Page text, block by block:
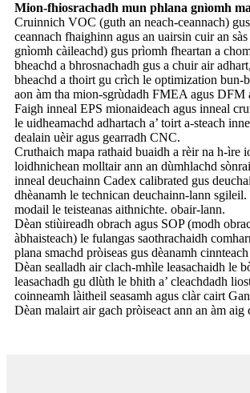
Mion-fhiosrachadh mun phlana gnìomh
Cruinnich VOC (guth an neach-ceannach)
ceannach fhaighinn agus an uairsin cuir an
gnìomh càileachd) gus prìomh fheartan a
bheachd a bhrosnachadh gus a chuir air
bheachd a thoirt gu crìch le optimization bun-
aon àm tha mion-sgrùdadh FMEA agus DFM
Faigh inneal EPS mionaideach agus inneal
le uidheamachd adhartach a’ toirt a-steach
dealain uèir agus gearradh CNC.
Cruthaich mapa rathaid buaidh a rèir na h-ìre
loidhnichean molltair ann an dùmhlachd
inneal deuchainn Cadex calibrated gus
dhèanamh le technican deuchainn-lann
modail le teisteanas aithnichte. obair-lann.
Dèan stiùireadh obrach agus SOP (modh
àbhaisteach) le fulangas saothrachaidh
plana smachd pròiseas gus dèanamh
Dèan sealladh air clach-mhìle leasachaidh le
leasachadh gu dlùth le bhith a’ cleachdadh
coinneamh làitheil seasamh agus clàr cairt
Dèan malairt air gach pròiseact ann an àm aig